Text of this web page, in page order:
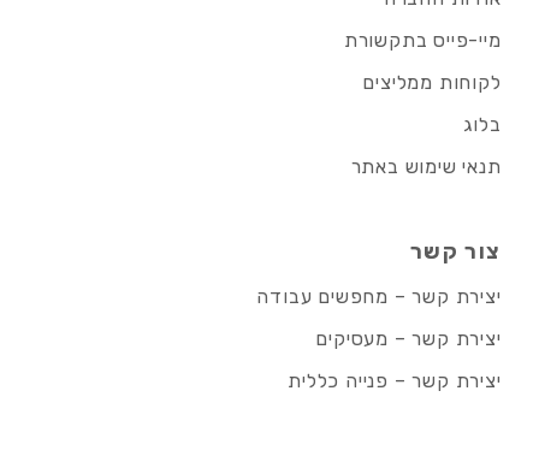
מיי-פייס בתקשורת
לקוחות ממליצים
בלוג
תנאי שימוש באתר
צור קשר
יצירת קשר – מחפשים עבודה
יצירת קשר – מעסיקים
יצירת קשר – פנייה כללית